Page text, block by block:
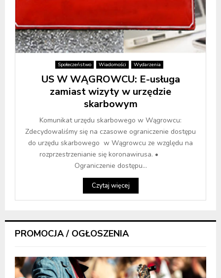
Społeczeństwo Wiadomości Wydarzenia
US W WĄGROWCU: E-usługa
zamiast wizyty w urzędzie
skarbowym
Komunikat urzędu skarbowego w Wągrowcu:
Zdecydowaliśmy się na czasowe ograniczenie dostępu
do urzędu skarbowego w Wągrowcu ze względu na
rozprzestrzenianie się koronawirusa. •
Ograniczenie dostępu...
Czytaj więcej
PROMOCJA / OGŁOSZENIA